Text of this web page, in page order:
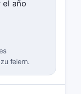
el año
feiern.